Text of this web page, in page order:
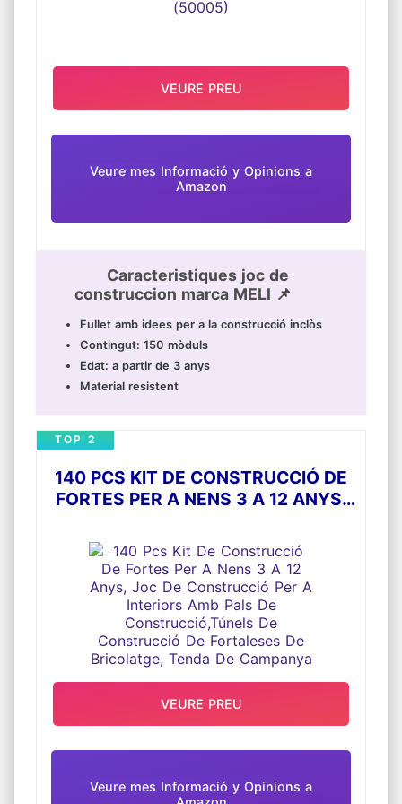
100%. Si ens necessita per alguna raó,
Veure mes Informació y Opinions a
Amazon
Caracteristiques joc de
construccion marca MELI 📌
Fullet amb idees per a la construcció inclòs
Contingut: 150 mòduls
Edat: a partir de 3 anys
Material resistent
VEURE PREU
140 PCS KIT DE CONSTRUCCIÓ DE
FORTES PER A NENS 3 A 12 ANYS,
INTERIORS AMB PALS DE
CONSTRUCCIÓ,TÚNELS DE
CONSTRUCCIÓ DE FORTALESES DE
BRICOLATGE, TENDA DE CAMPANYA
TOP 2
Veure mes Informació y Opinions a
VEURE PREU